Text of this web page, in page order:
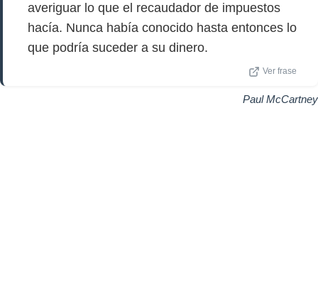
averiguar lo que el recaudador de impuestos
hacía. Nunca había conocido hasta entonces lo
que podría suceder a su dinero.
Ver frase
Paul McCartney